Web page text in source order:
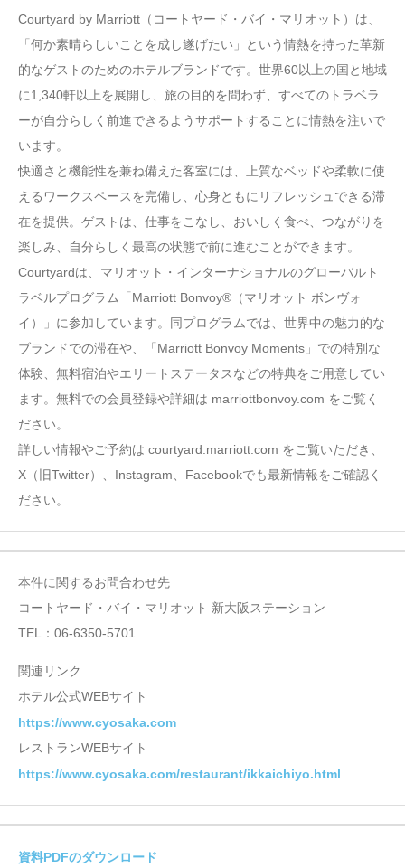
Courtyard by Marriott（コートヤード・バイ・マリオット）は、
「何か素晴らしいことを成し遂げたい」という情熱を持った革新
的なゲストのためのホテルブランドです。世界60以上の国と地域
に1,340軒以上を展開し、旅の目的を問わず、すべてのトラベラ
ーが自分らしく前進できるようサポートすることに情熱を注いで
います。
快適さと機能性を兼ね備えた客室には、上質なベッドや柔軟に使
えるワークスペースを完備し、心身ともにリフレッシュできる滞
在を提供。ゲストは、仕事をこなし、おいしく食べ、つながりを
楽しみ、自分らしく最高の状態で前に進むことができます。
Courtyardは、マリオット・インターナショナルのグローバルト
ラベルプログラム「Marriott Bonvoy®（マリオット ボンヴォ
イ）」に参加しています。同プログラムでは、世界中の魅力的な
ブランドでの滞在や、「Marriott Bonvoy Moments」での特別な
体験、無料宿泊やエリートステータスなどの特典をご用意してい
ます。無料での会員登録や詳細は marriottbonvoy.com をご覧く
ださい。
詳しい情報やご予約は courtyard.marriott.com をご覧いただき、
X（旧Twitter）、Instagram、Facebookでも最新情報をご確認く
ださい。
本件に関するお問合わせ先
コートヤード・バイ・マリオット 新大阪ステーション
TEL：06-6350-5701
関連リンク
ホテル公式WEBサイト
https://www.cyosaka.com
レストランWEBサイト
https://www.cyosaka.com/restaurant/ikkaichiyo.html
資料PDFのダウンロード